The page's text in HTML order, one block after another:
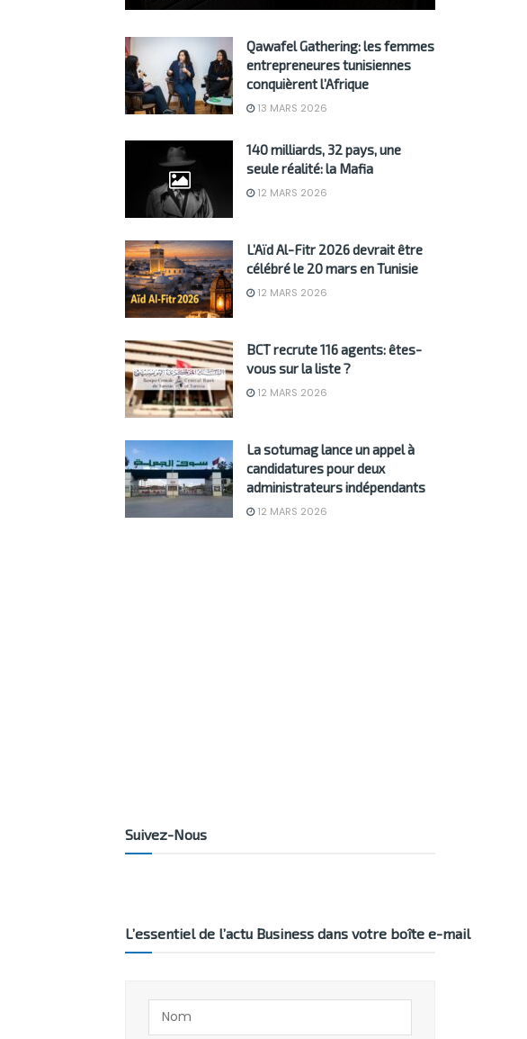
Qawafel Gathering: les femmes
entrepreneures tunisiennes
conquièrent l’Afrique
13 MARS 2026
140 milliards, 32 pays, une
seule réalité: la Mafia
12 MARS 2026
L’Aïd Al-Fitr 2026 devrait être
célébré le 20 mars en Tunisie
12 MARS 2026
BCT recrute 116 agents: êtes-
vous sur la liste ?
12 MARS 2026
La sotumag lance un appel à
candidatures pour deux
administrateurs indépendants
12 MARS 2026
Suivez-Nous
L’essentiel de l’actu Business dans votre boîte e-mail